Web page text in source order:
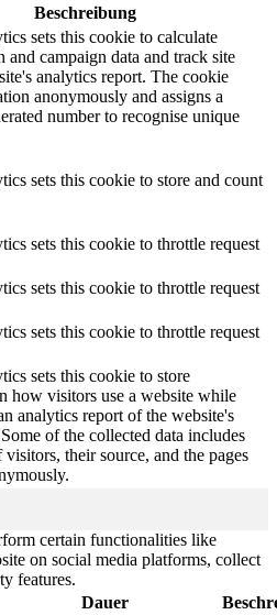
Beschreibung
sets this cookie to calculate
and campaign data and track site
analytics report. The cookie
anonymously and assigns a
number to recognise unique
sets this cookie to store and count
sets this cookie to throttle request
sets this cookie to throttle request
sets this cookie to throttle request
sets this cookie to store
how visitors use a website while
analytics report of the website's
of the collected data includes
their source, and the pages
certain functionalities like
on social media platforms, collect
features.
Dauer